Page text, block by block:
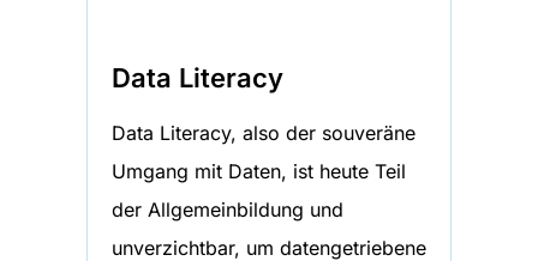
Data Literacy
Data Literacy, also der souveräne
Umgang mit Daten, ist heute Teil
der Allgemeinbildung und
unverzichtbar, um datengetriebene